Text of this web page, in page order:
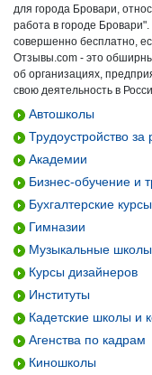
для города Бровари,
работа в городе
совершенно бесплатно,
Отзывы.com - это
об организациях,
свою деятельность в
Автошколы
Трудоустройство за
Академии
Бизнес-обучение и
Бухгалтерские курсы
Гимназии
Музыкальные
Курсы дизайнеров
Институты
Кадетские школы и
Агенства по кадрам
Киношколы